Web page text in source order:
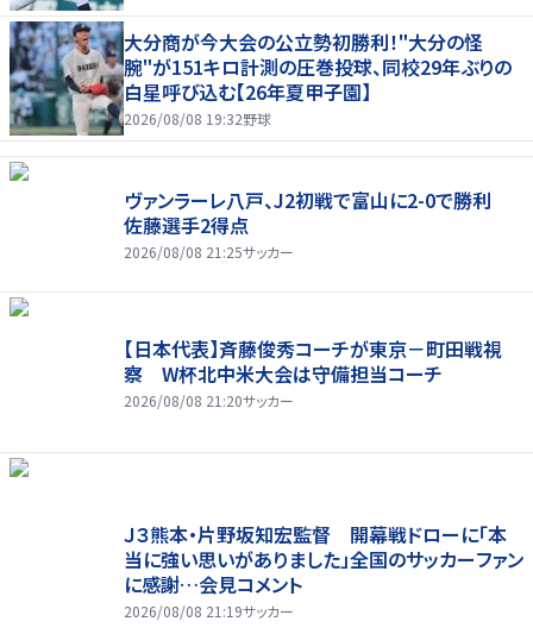
大分商が今大会の公立勢初勝利！"大分の怪
腕"が151キロ計測の圧巻投球、同校29年ぶりの
白星呼び込む【26年夏甲子園】
2026/08/08 19:32野球
ヴァンラーレ八戸、J2初戦で富山に2-0で勝利
佐藤選手2得点
2026/08/08 21:25サッカー
【日本代表】斉藤俊秀コーチが東京－町田戦視
察 W杯北中米大会は守備担当コーチ
2026/08/08 21:20サッカー
Ｊ３熊本・片野坂知宏監督 開幕戦ドローに「本
当に強い思いがありました」全国のサッカーファン
に感謝…会見コメント
2026/08/08 21:19サッカー